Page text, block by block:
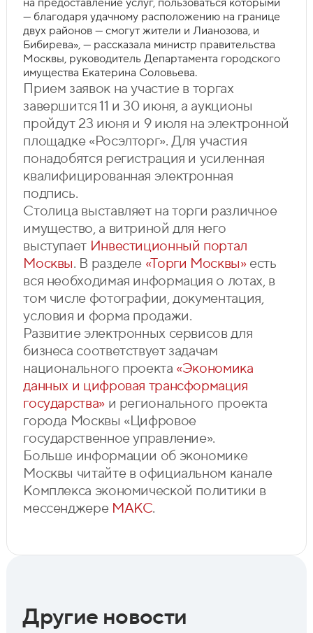
на предоставление услуг, пользоваться которыми
— благодаря удачному расположению на границе
двух районов — смогут жители и Лианозова, и
Бибирева», — рассказала министр правительства
Москвы, руководитель Департамента городского
имущества Екатерина Соловьева.
Прием заявок на участие в торгах
завершится 11 и 30 июня, а аукционы
пройдут 23 июня и 9 июля на электронной
площадке «Росэлторг». Для участия
понадобятся регистрация и усиленная
квалифицированная электронная
подпись.
Столица выставляет на торги различное
имущество, а витриной для него
выступает Инвестиционный портал
Москвы. В разделе «Торги Москвы»есть
вся необходимая информация о лотах, в
том числе фотографии, документация,
условия и форма продажи.
Развитие электронных сервисов для
бизнеса соответствует задачам
национального проекта «Экономика
данных и цифровая трансформация
государства»и регионального проекта
города Москвы «Цифровое
государственное управление».
Больше информации об экономике
Москвы читайте в официальном канале
Комплекса экономической политики в
мессенджере МАКС.
Другие новости